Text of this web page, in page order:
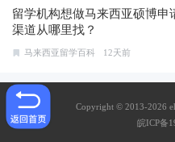
留学机构想做马来西亚硕博申
渠道从哪里找？
马来西亚留学百科 12天前
Copyright © 2013-2026
皖ICP备